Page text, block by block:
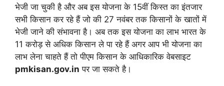
भेजी जा चुकी है और अब इस योजना के 15वीं किस्त का इंतजार
सभी किसान कर रहे हैं जो की 27 नवंबर तक किसानों के खातों में
भेजी जाने की संभावना है। अब तक इस योजना का लाभ भारत के
11 करोड़ से अधिक किसान ले पा रहे हैं अगर आप भी योजना का
लाभ लेना चाहते हैं तो पीएम किसान के आधिकारिक वेबसाइट
pmkisan.gov.in पर जा सकते है।